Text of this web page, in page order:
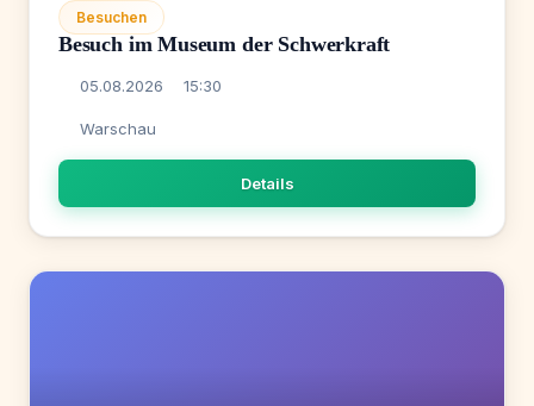
Besuchen
Besuch im Museum der Schwerkraft
05.08.2026 15:30
Warschau
Details